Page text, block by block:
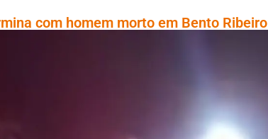
com homem morto em Bento Ribeiro